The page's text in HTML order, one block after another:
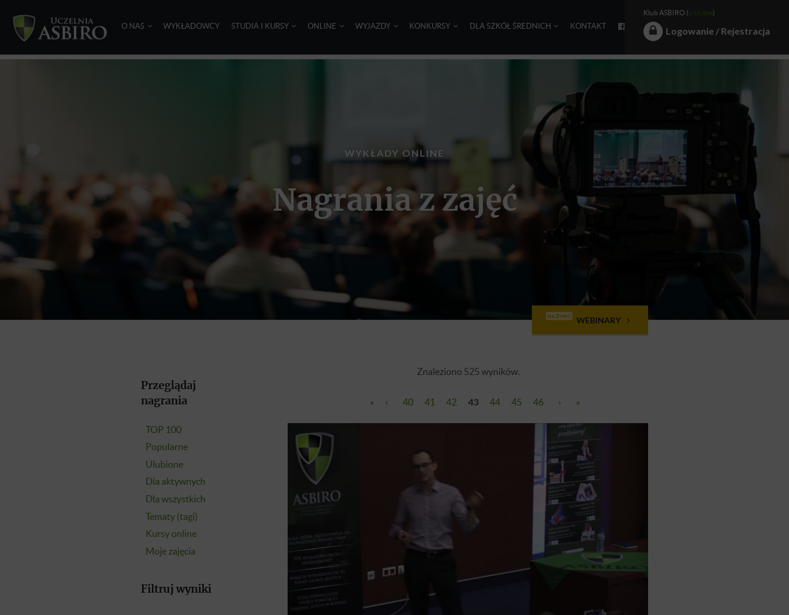
O NAS WYKŁADOWCY STUDIA I KURSY ONLINE WYJAZDY KONKURSY DLA SZKÓŁ ŚREDNICH KONTAKT
Klub ASBIRO ( o klubie)
Logowanie / Rejestracja
WYKŁADY ONLINE
Nagrania z zajęć
NA ŻYWO WEBINARY
Przeglądaj
nagrania
TOP 100
Popularne
Ulubione
Dla aktywnych
Dla wszystkich
Tematy (tagi)
Kursy online
Moje zajęcia
Filtruj wyniki
Znaleziono 525 wyników.
« ‹ 40 41 42 43 44 45 46 › »